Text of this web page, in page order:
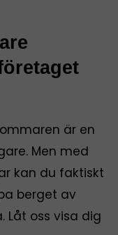
är en
Men med
kan du faktiskt
berget av
Låt oss visa dig